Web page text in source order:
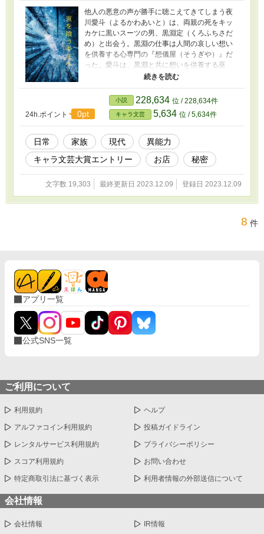
他人の悪意の声が勝手に聴こえてきてしまう夜
川愛斗（よるかわあいと）は、両親の死をキッ
カケに黒いスーツの男、黒淵定（くろふちさだ
め）と出会う。黒淵の仕事は人間の哀しい想い
を供養する心専門の『想儀屋（そうぎや）』だ
った。愛斗は、黒淵と共に想いを供養する巫
女・火華と三人で『想儀』を依頼してくる迷え
も向き合っていく。 ※表紙はフリー素材
24h.ポイント 0pt
小説 228,634 位 / 228,634件
キャラ文芸 5,634 位 / 5,634件
日常 家族 現代
異能力
キャラ文芸大賞エントリー
お店 秘密
文字数 19,303 最終更新日 2023.12.09 登録日 2023.12.09
8 件
アプリ一覧
公式SNS一覧
ご利用について
利用規約 ヘルプ
アルファコイン利用規約 投稿ガイドライン
レンタルサービス利用規約 プライバシーポリシー
スコア利用規約 お問い合わせ
特定商取引法に基づく表示 利用者情報の外部送信について
会社情報
会社情報 IR情報